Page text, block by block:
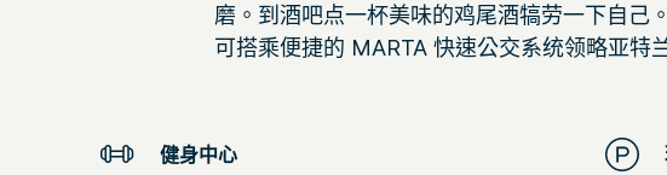
磨。到酒吧点一杯美味的鸡尾酒犒劳一下自己
可搭乘便捷的 MARTA 快速公交系统领略亚特
健身中心